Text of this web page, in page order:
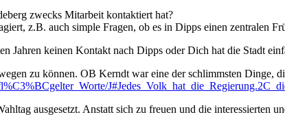
zwecks Mitarbeit kontaktiert hat?
z.B. auch simple Fragen, ob es in Dipps einen zentralen
keinen Kontakt nach Dipps oder Dich hat die Stadt
zu können. OB Kerndt war eine der schlimmsten Dinge,
ausgesetzt. Anstatt sich zu freuen und die interessierten